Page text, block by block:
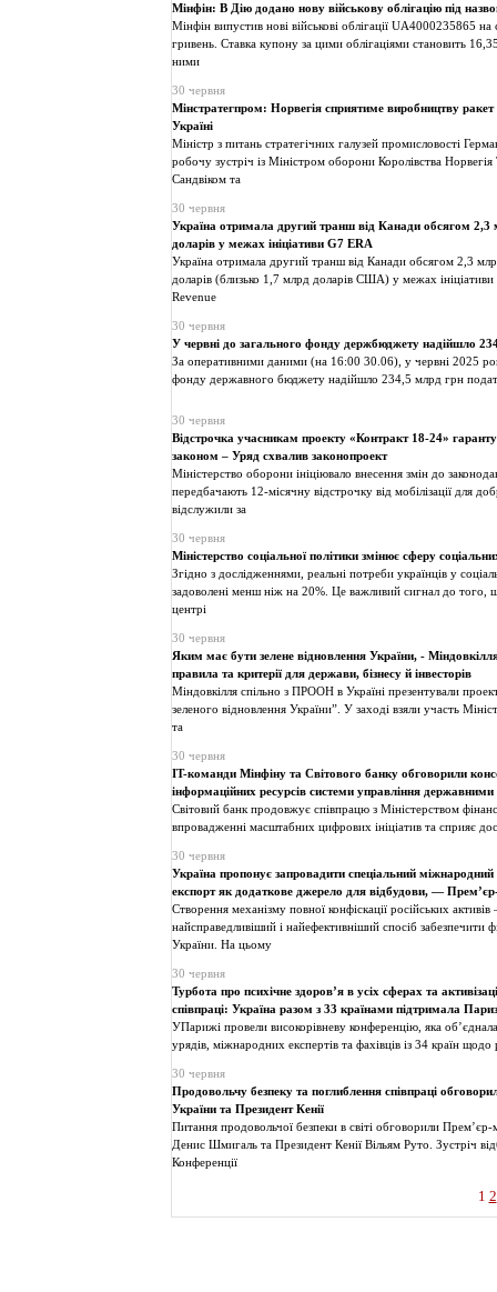
Мінфін: В Дію додано нову військову облігацію під
Мінфін випустив нові військові облігації UA4000235865
гривень. Ставка купону за цими облігаціями становить
ними
30 червня
Мінстратегпром: Норвегія сприятиме виробництву
Україні
Міністр з питань стратегічних галузей промисловості
робочу зустріч із Міністром оборони Королівства
Сандвіком та
30 червня
Україна отримала другий транш від Канади обсягом 2,3
доларів у межах ініціативи G7 ERA
Україна отримала другий транш від Канади обсягом 2,3
доларів (близько 1,7 млрд доларів США) у межах
Revenue
30 червня
У червні до загального фонду держбюджету надійшло
За оперативними даними (на 16:00 30.06), у червні 2025
фонду державного бюджету надійшло 234,5 млрд грн
30 червня
Відстрочка учасникам проекту «Контракт 18-24»
законом – Уряд схвалив законопроект
Міністерство оборони ініціювало внесення змін до
передбачають 12-місячну відстрочку від мобілізації для
відслужили за
30 червня
Міністерство соціальної політики змінює сферу
Згідно з дослідженнями, реальні потреби українців у
задоволені менш ніж на 20%. Це важливий сигнал до того,
центрі
30 червня
Яким має бути зелене відновлення України, -
правила та критерії для держави, бізнесу й інвесторів
Міндовкілля спільно з ПРООН в Україні презентували
зеленого відновлення України”. У заході взяли участь
та
30 червня
IT-команди Мінфіну та Світового банку обговорили
інформаційних ресурсів системи управління
Світовий банк продовжує співпрацю з Міністерством
впровадженні масштабних цифрових ініціатив та сприяє
30 червня
Україна пропонує запровадити спеціальний міжнародний
експорт як додаткове джерело для відбудови, — Прем’єр-
Створення механізму повної конфіскації російських
найсправедливіший і найефективніший спосіб забезпечити
України. На цьому
30 червня
Турбота про психічне здоров’я в усіх сферах та
співпраці: Україна разом з 33 країнами підтримала
УПарижі провели високорівневу конференцію, яка
урядів, міжнародних експертів та фахівців із 34 країн
30 червня
Продовольчу безпеку та поглиблення співпраці
України та Президент Кенії
Питання продовольчої безпеки в світі обговорили Прем’єр-
Денис Шмигаль та Президент Кенії Вільям Руто. Зустріч
Конференції
1 2